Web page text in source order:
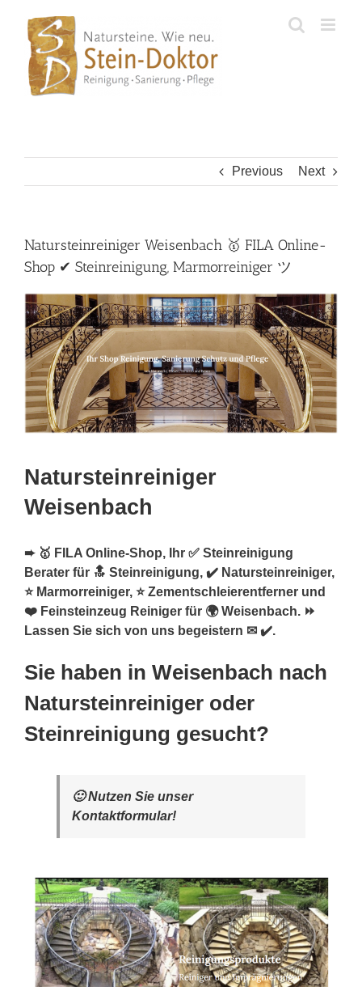
content
Previous Next
Natursteinreiniger Weisenbach 🥇 FILA Online-
Shop ✔ Steinreinigung, Marmorreiniger ツ
Natursteinreiniger
Weisenbach
➨ 🥇 FILA Online-Shop, Ihr ✅ Steinreinigung
Berater für 🔝 Steinreinigung, ✔️ Natursteinreiniger,
⭐ Marmorreiniger, ⭐ Zementschleierentferner und
❤️ Feinsteinzeug Reiniger für 🌍 Weisenbach. ⏩
Lassen Sie sich von uns begeistern ✉ ✔️.
Sie haben in Weisenbach nach
Natursteinreiniger oder
Steinreinigung gesucht?
🙂 Nutzen Sie unser
Kontaktformular!